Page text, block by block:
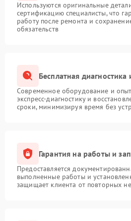
Используются оригинальные
сертификацию специалисты, что
работу после ремонта и
обязательств
Бесплатная
Современное оборудование и
экспресс-диагностику и
сроки, минимизируя время без
Гарантия на работы и
Предоставляется
выполненные работы и
защищает клиента от повторных